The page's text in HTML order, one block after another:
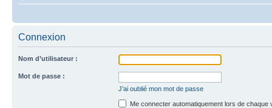
Connexion
Nom d’utilisateur :
Mot de passe :
J’ai oublié mon mot de passe
Me connecter automatiquement lors de chaque